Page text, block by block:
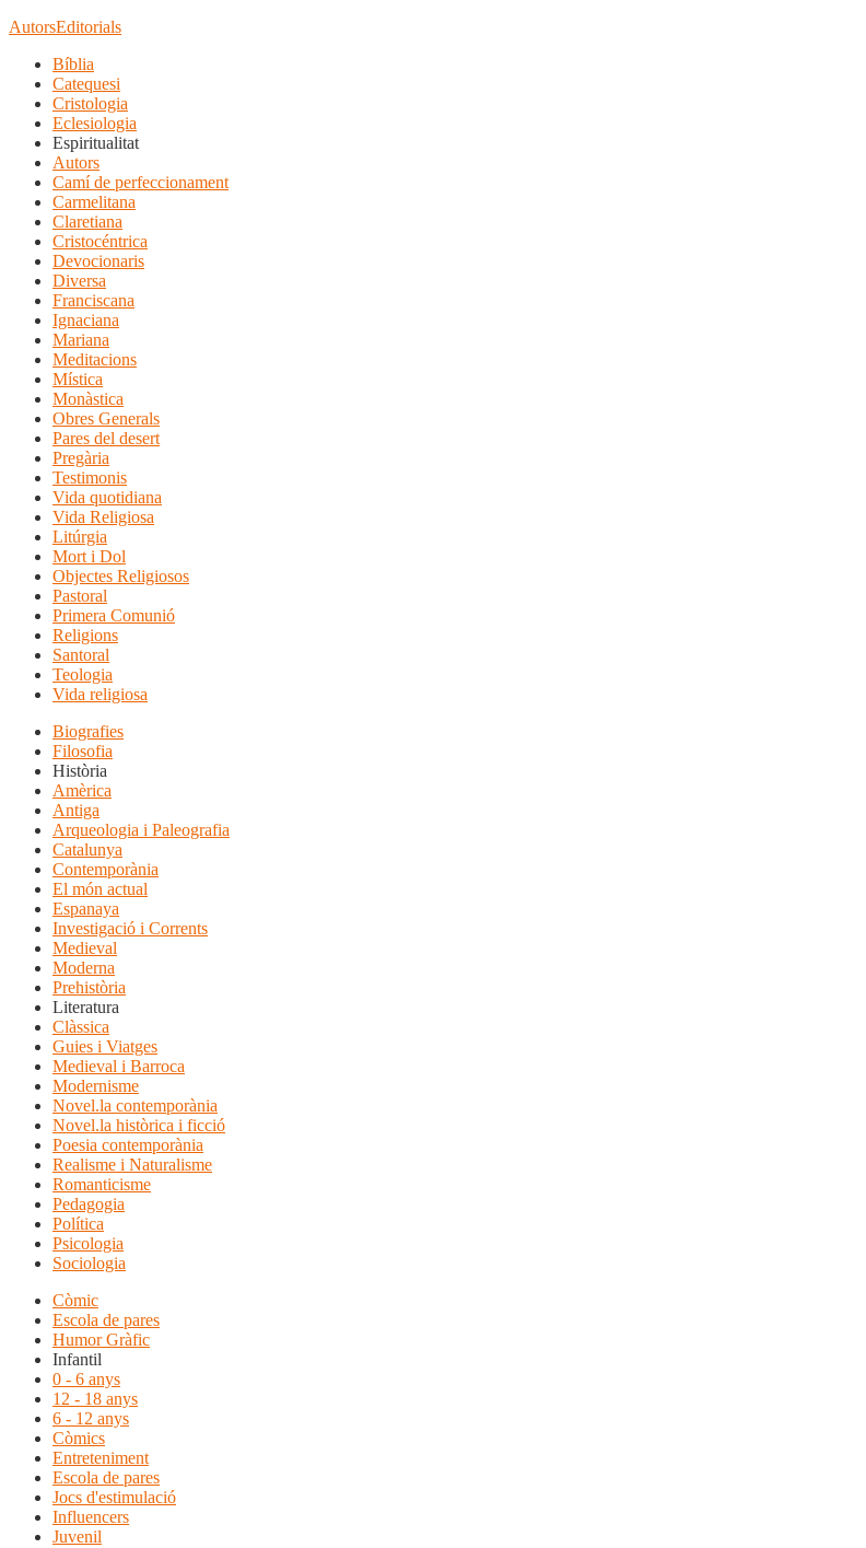
AutorsEditorials
Bíblia
Catequesi
Cristologia
Eclesiologia
Espiritualitat
Autors
Camí de perfeccionament
Carmelitana
Claretiana
Cristocéntrica
Devocionaris
Diversa
Franciscana
Ignaciana
Mariana
Meditacions
Mística
Monàstica
Obres Generals
Pares del desert
Pregària
Testimonis
Vida quotidiana
Vida Religiosa
Litúrgia
Mort i Dol
Objectes Religiosos
Pastoral
Primera Comunió
Religions
Santoral
Teologia
Vida religiosa
Biografies
Filosofia
Història
Amèrica
Antiga
Arqueologia i Paleografia
Catalunya
Contemporània
El món actual
Espanaya
Investigació i Corrents
Medieval
Moderna
Prehistòria
Literatura
Clàssica
Guies i Viatges
Medieval i Barroca
Modernisme
Novel.la contemporània
Novel.la històrica i ficció
Poesia contemporània
Realisme i Naturalisme
Romanticisme
Pedagogia
Política
Psicologia
Sociologia
Còmic
Escola de pares
Humor Gràfic
Infantil
0 - 6 anys
12 - 18 anys
6 - 12 anys
Còmics
Entreteniment
Escola de pares
Jocs d'estimulació
Influencers
Juvenil